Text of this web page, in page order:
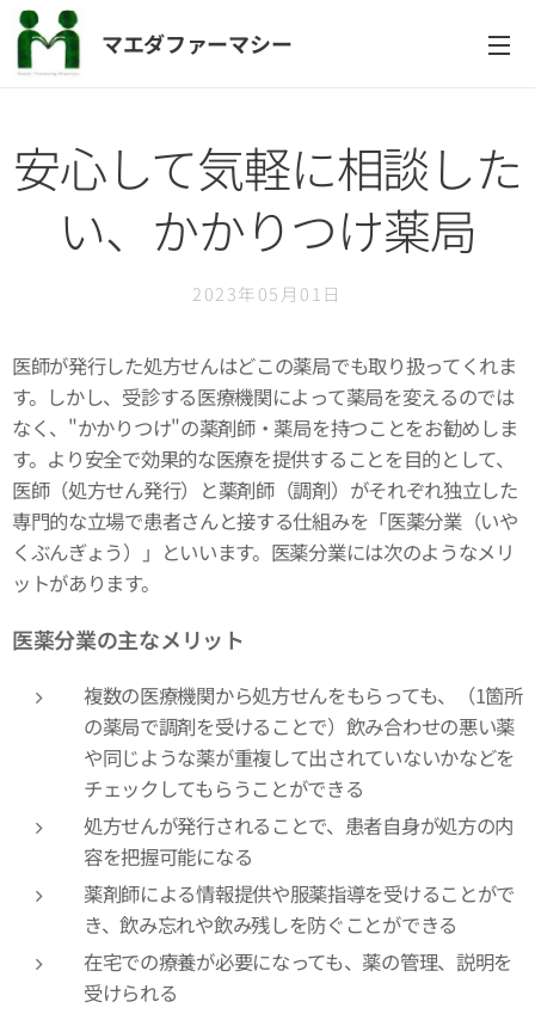
マエダファーマシー
安心して気軽に相談した
い、かかりつけ薬局
2023年05月01日
医師が発行した処方せんはどこの薬局でも取り扱ってくれま
す。しかし、受診する医療機関によって薬局を変えるのでは
なく、"かかりつけ"の薬剤師・薬局を持つことをお勧めしま
す。より安全で効果的な医療を提供することを目的として、
医師（処方せん発行）と薬剤師（調剤）がそれぞれ独立した
専門的な立場で患者さんと接する仕組みを「医薬分業（いや
くぶんぎょう）」といいます。医薬分業には次のようなメリ
ットがあります。
医薬分業の主なメリット
複数の医療機関から処方せんをもらっても、（1箇所
の薬局で調剤を受けることで）飲み合わせの悪い薬
や同じような薬が重複して出されていないかなどを
チェックしてもらうことができる
処方せんが発行されることで、患者自身が処方の内
容を把握可能になる
薬剤師による情報提供や服薬指導を受けることがで
き、飲み忘れや飲み残しを防ぐことができる
在宅での療養が必要になっても、薬の管理、説明を
受けられる